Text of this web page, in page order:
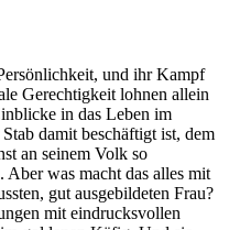
und ihr Kampf
Gerechtigkeit lohnen allein
in das Leben im
damit beschäftigt ist, dem
an seinem Volk so
was macht das alles mit
gut ausgebildeten Frau?
mit eindrucksvollen